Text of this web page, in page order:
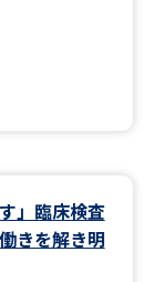
国一斉進学調査
」臨床検査
きを解き明